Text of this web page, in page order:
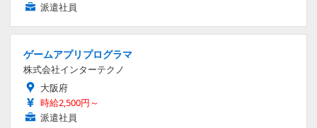
派遣社員
ゲームアプリプログラマ
株式会社インターテクノ
大阪府
時給2,500円～
派遣社員